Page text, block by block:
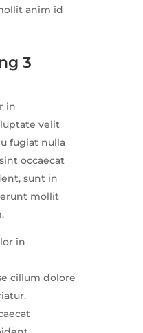
anim id
3
in
velit
fugiat nulla
occaecat
sunt in
mollit
in
cillum dolore